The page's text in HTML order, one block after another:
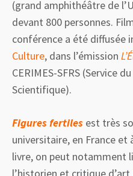
(grand amphithéâtre de
devant 800 personnes.
conférence a été diffusée
Culture, dans l’émission
CERIMES-SFRS (Service
Scientifique).
Figuresfertiles est très
universitaire, en France et
livre, on peut notamment